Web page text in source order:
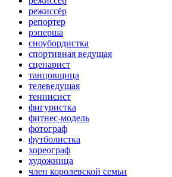
режиссёр
репортер
рэперша
сноубордистка
спортивная ведущая
сценарист
танцовщица
телеведущая
теннисист
фигуристка
фитнес-модель
фотограф
футболистка
хореограф
художница
член королевской семьи